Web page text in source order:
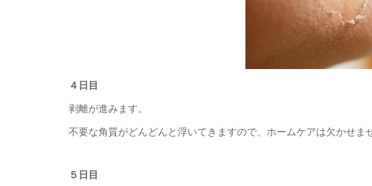
４日目
剥離が進みます。
不要な角質がどんどんと浮いてきますので、ホームケアは欠かせま
５日目